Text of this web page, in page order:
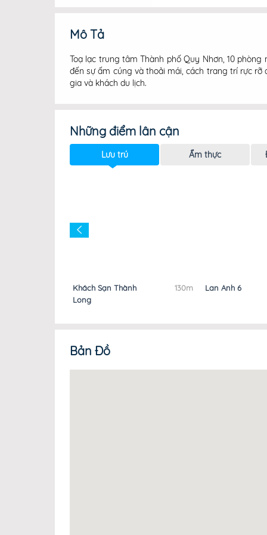
Mô Tả
Toạ lạc trung tâm Thành phố Quy Nhơn, 10
đến sự ấm cúng và thoải mái, cách trang trí rực
gia và khách du lịch.
Những điểm lân cận
Lưu trú Ẩm thực
Khách Sạn Thành
Long
130m Lan Anh 6
Bản Đồ